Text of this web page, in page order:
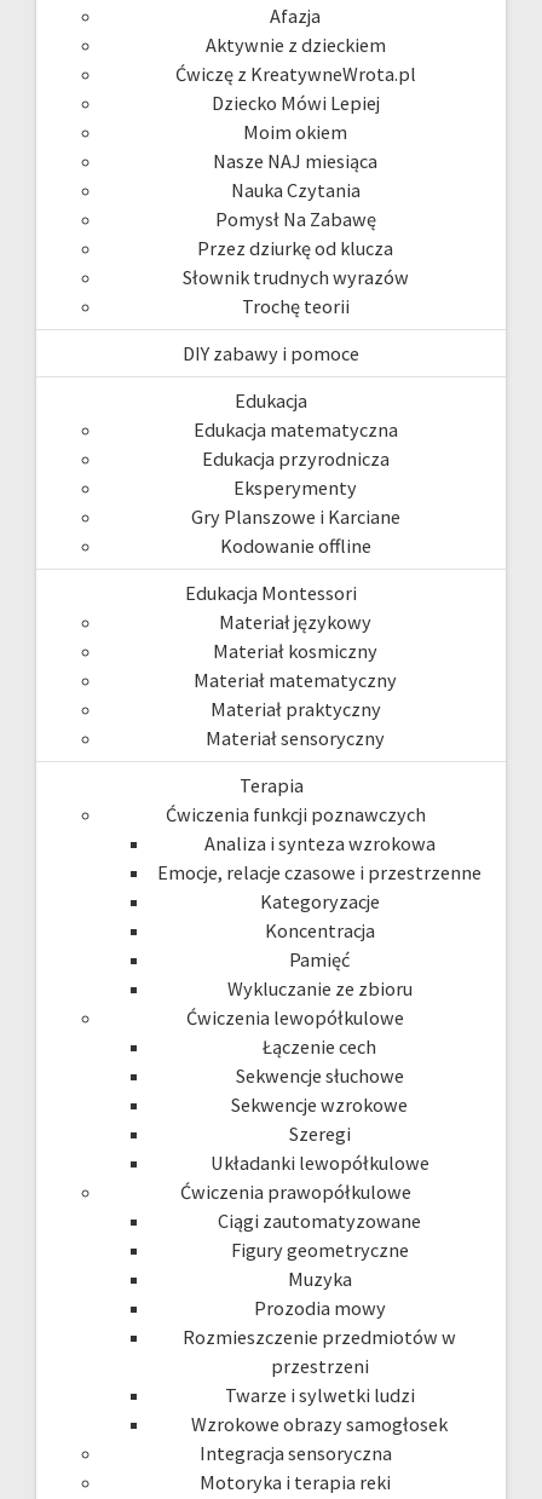
Afazja
Aktywnie z dzieckiem
Ćwiczę z KreatywneWrota.pl
Dziecko Mówi Lepiej
Moim okiem
Nasze NAJ miesiąca
Nauka Czytania
Pomysł Na Zabawę
Przez dziurkę od klucza
Słownik trudnych wyrazów
Trochę teorii
DIY zabawy i pomoce
Edukacja
Edukacja matematyczna
Edukacja przyrodnicza
Eksperymenty
Gry Planszowe i Karciane
Kodowanie offline
Edukacja Montessori
Materiał językowy
Materiał kosmiczny
Materiał matematyczny
Materiał praktyczny
Materiał sensoryczny
Terapia
Ćwiczenia funkcji poznawczych
Analiza i synteza wzrokowa
Emocje, relacje czasowe i przestrzenne
Kategoryzacje
Koncentracja
Pamięć
Wykluczanie ze zbioru
Ćwiczenia lewopółkulowe
Łączenie cech
Sekwencje słuchowe
Sekwencje wzrokowe
Szeregi
Układanki lewopółkulowe
Ćwiczenia prawopółkulowe
Ciągi zautomatyzowane
Figury geometryczne
Muzyka
Prozodia mowy
Rozmieszczenie przedmiotów w
przestrzeni
Twarze i sylwetki ludzi
Wzrokowe obrazy samogłosek
Integracja sensoryczna
Motoryka i terapia reki